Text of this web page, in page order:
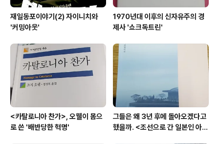
재일동포이야기(2) 자이니치와
'커밍아웃'
1970년대 이후의 신자유주의 경
제사 '쇼크독트린'
<카탈로니아 찬가>, 오웰이 몸으
로 쓴 '배반당한 혁명'
그들은 왜 3년 후에 돌아오겠다고
했을까. <조선으로 간 일본인 아내